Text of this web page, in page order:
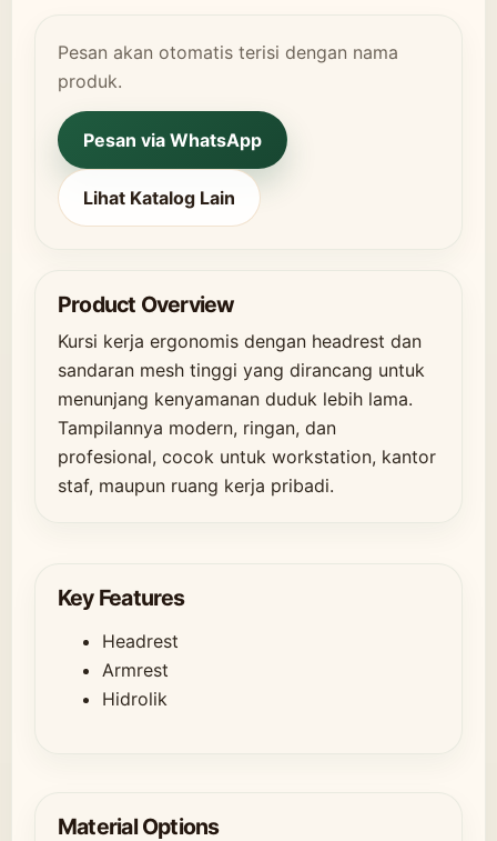
Pesan akan otomatis terisi dengan nama
produk.
Pesan via WhatsApp
Lihat Katalog Lain
Product Overview
Kursi kerja ergonomis dengan headrest dan
sandaran mesh tinggi yang dirancang untuk
menunjang kenyamanan duduk lebih lama.
Tampilannya modern, ringan, dan
profesional, cocok untuk workstation, kantor
staf, maupun ruang kerja pribadi.
Key Features
Headrest
Armrest
Hidrolik
Material Options